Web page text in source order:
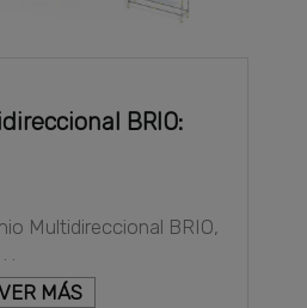
BRIO:
Multidireccional BRIO,
MÁS